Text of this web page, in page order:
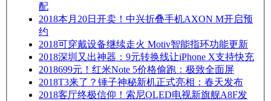
配
2018本月20日开卖！中兴折叠手机AXON M开启预
约
2018可穿戴设备继续走火 Motiv智能指环功能更新
2018深圳又出神器：9元转换线让iPhone X支持快充
2018699元！红米Note 5价格偷跑：极致全面屏
2018T3来了？锤子神秘新机正式亮相：春天发布
2018客厅终极信仰！索尼OLED电视新旗舰A8F发